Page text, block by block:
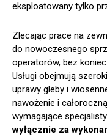
eksploatowany tylko
Zlecając prace na
do nowoczesnego
operatorów, bez
Usługi obejmują
uprawy gleby i
nawożenie i
wymagające
wyłącznie za